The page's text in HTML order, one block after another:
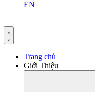
EN
Trang chủ
Giới Thiệu